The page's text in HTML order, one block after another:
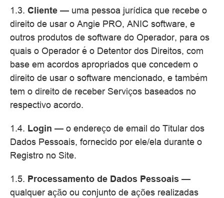
1.3. Cliente — uma pessoa jurídica que recebe o
direito de usar o Angie PRO, ANIC software, e
outros produtos de software do Operador, para os
quais o Operador é o Detentor dos Direitos, com
base em acordos apropriados que concedem o
direito de usar o software mencionado, e também
tem o direito de receber Serviços baseados no
respectivo acordo.
1.4. Login — o endereço de email do Titular dos
Dados Pessoais, fornecido por ele/ela durante o
Registro no Site.
1.5. Processamento de Dados Pessoais —
qualquer ação ou conjunto de ações realizadas